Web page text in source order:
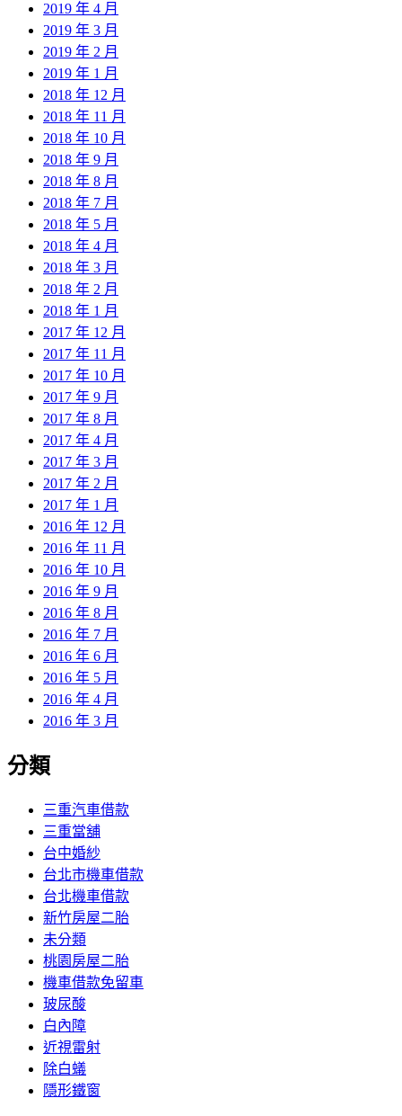
2019 年 4 月
2019 年 3 月
2019 年 2 月
2019 年 1 月
2018 年 12 月
2018 年 11 月
2018 年 10 月
2018 年 9 月
2018 年 8 月
2018 年 7 月
2018 年 5 月
2018 年 4 月
2018 年 3 月
2018 年 2 月
2018 年 1 月
2017 年 12 月
2017 年 11 月
2017 年 10 月
2017 年 9 月
2017 年 8 月
2017 年 4 月
2017 年 3 月
2017 年 2 月
2017 年 1 月
2016 年 12 月
2016 年 11 月
2016 年 10 月
2016 年 9 月
2016 年 8 月
2016 年 7 月
2016 年 6 月
2016 年 5 月
2016 年 4 月
2016 年 3 月
分類
三重汽車借款
三重當舖
台中婚紗
台北市機車借款
台北機車借款
新竹房屋二胎
未分類
桃園房屋二胎
機車借款免留車
玻尿酸
白內障
近視雷射
除白蟻
隱形鐵窗